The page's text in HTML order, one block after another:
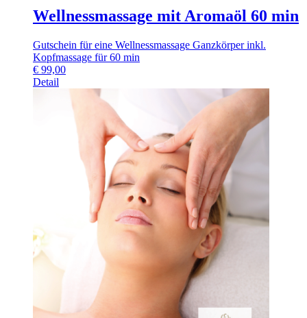
Wellnessmassage mit Aromaöl 60 min
Gutschein für eine Wellnessmassage Ganzkörper inkl.
Kopfmassage für 60 min
€ 99,00
Detail